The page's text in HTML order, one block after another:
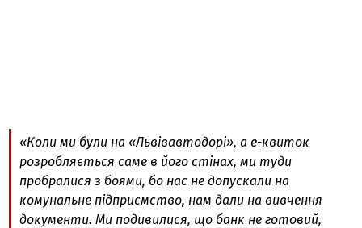
«Коли ми були на «Львівавтодорі», а е-квиток
розробляється саме в його стінах, ми туди
пробралися з боями, бо нас не допускали на
комунальне підприємство, нам дали на вивчення
документи. Ми подивилися, що банк не готовий,